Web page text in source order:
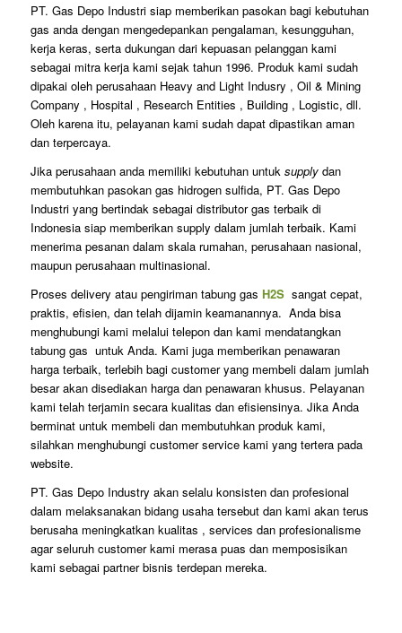
PT. Gas Depo Industri siap memberikan pasokan bagi kebutuhan
gas anda dengan mengedepankan pengalaman, kesungguhan,
kerja keras, serta dukungan dari kepuasan pelanggan kami
sebagai mitra kerja kami sejak tahun 1996. Produk kami sudah
dipakai oleh perusahaan Heavy and Light Indusry , Oil & Mining
Company , Hospital , Research Entities , Building , Logistic, dll.
Oleh karena itu, pelayanan kami sudah dapat dipastikan aman
dan terpercaya.
Jika perusahaan anda memiliki kebutuhan untuk supplydan
membutuhkan pasokan gas hidrogen sulfida, PT. Gas Depo
Industri yang bertindak sebagai distributor gas terbaik di
Indonesia siap memberikan supply dalam jumlah terbaik. Kami
menerima pesanan dalam skala rumahan, perusahaan nasional,
maupun perusahaan multinasional.
Proses delivery atau pengiriman tabung gas H2Ssangat cepat,
praktis, efisien, dan telah dijamin keamanannya. Anda bisa
menghubungi kami melalui telepon dan kami mendatangkan
tabung gas untuk Anda. Kami juga memberikan penawaran
harga terbaik, terlebih bagi customer yang membeli dalam jumlah
besar akan disediakan harga dan penawaran khusus. Pelayanan
kami telah terjamin secara kualitas dan efisiensinya. Jika Anda
berminat untuk membeli dan membutuhkan produk kami,
silahkan menghubungi customer service kami yang tertera pada
website.
PT. Gas Depo Industry akan selalu konsisten dan profesional
dalam melaksanakan bidang usaha tersebut dan kami akan terus
berusaha meningkatkan kualitas , services dan profesionalisme
agar seluruh customer kami merasa puas dan memposisikan
kami sebagai partner bisnis terdepan mereka.